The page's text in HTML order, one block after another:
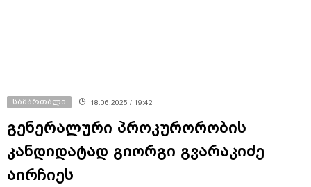
სამართალი 18.06.2025 / 19:42
გენერალური პროკურორობის
კანდიდატად გიორგი გვარაკიძე
აირჩიეს